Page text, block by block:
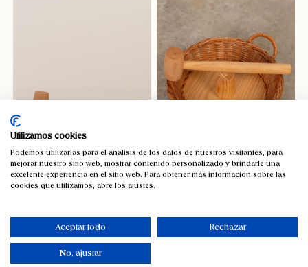
Cascanueces, mimbre y madera con
maza
43,56€ IVA incluido
Utilizamos cookies
Podemos utilizarlas para el análisis de los datos de nuestros visitantes, para
mejorar nuestro sitio web, mostrar contenido personalizado y brindarle una
excelente experiencia en el sitio web. Para obtener más información sobre las
cookies que utilizamos, abre los ajustes.
Aceptar todo Rechazar
No, ajustar